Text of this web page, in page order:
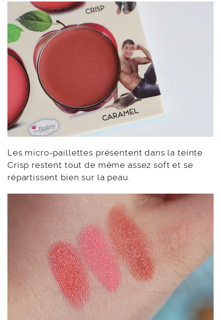
Les micro-paillettes présentent dans la teinte
Crisp restent tout de même assez soft et se
répartissent bien sur la peau.